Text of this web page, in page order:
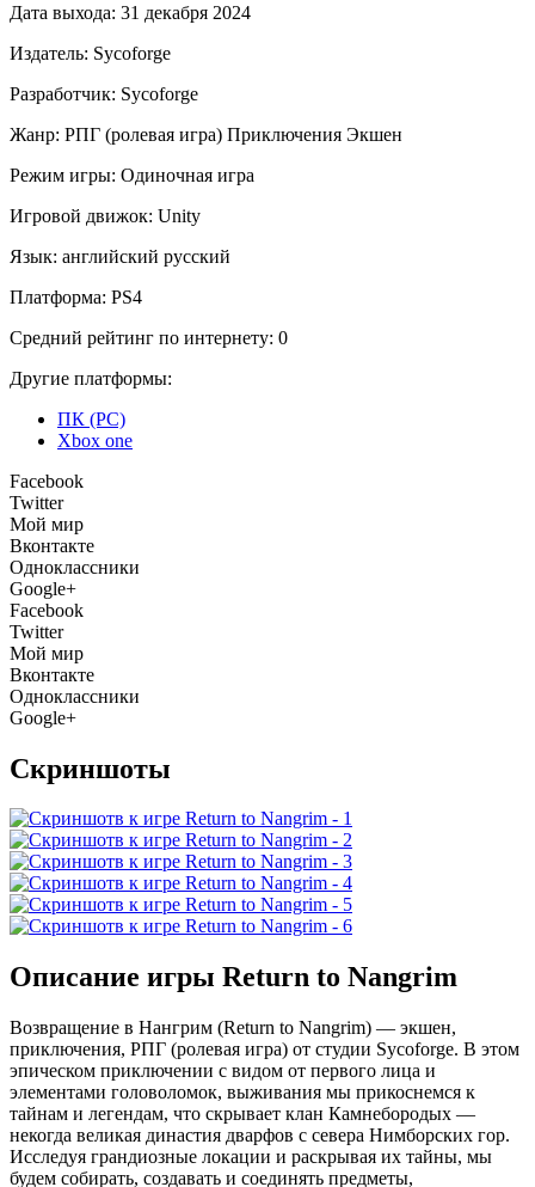
Дата выхода: 31 декабря 2024
Издатель: Sycoforge
Разработчик: Sycoforge
Жанр: РПГ (ролевая игра) Приключения Экшен
Режим игры: Одиночная игра
Игровой движок: Unity
Язык: английский русский
Платформа: PS4
Средний рейтинг по интернету: 0
Другие платформы:
ПК (PC)
Xbox one
Facebook
Twitter
Мой мир
Вконтакте
Одноклассники
Google+
Facebook
Twitter
Мой мир
Вконтакте
Одноклассники
Google+
Скриншоты
Описание игры Return to Nangrim
Возвращение в Нангрим (Return to Nangrim) — экшен,
приключения, РПГ (ролевая игра) от студии Sycoforge. В этом
эпическом приключении с видом от первого лица и
элементами головоломок, выживания мы прикоснемся к
тайнам и легендам, что скрывает клан Камнебородых —
некогда великая династия дварфов с севера Нимборских гор.
Исследуя грандиозные локации и раскрывая их тайны, мы
будем собирать, создавать и соединять предметы,